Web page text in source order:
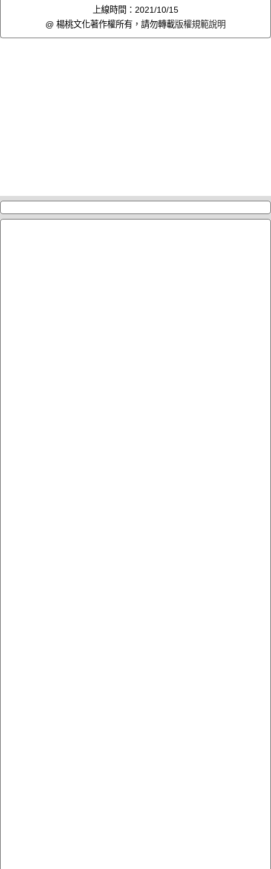
上線時間：2021/10/15
@ 楊桃文化著作權所有，請勿轉載版權規範說明